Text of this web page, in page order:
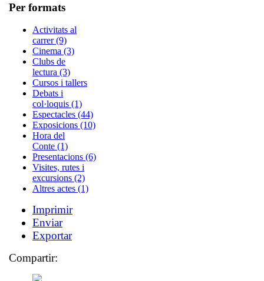
Per formats
Activitats al
carrer (9)
Cinema (3)
Clubs de
lectura (3)
Cursos i tallers
Debats i
col·loquis (1)
Espectacles (44)
Exposicions (10)
Hora del
Conte (1)
Presentacions (6)
Visites, rutes i
excursions (2)
Altres actes (1)
Imprimir
Enviar
Exportar
Compartir: